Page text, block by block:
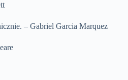
– Gabriel Garcia Marquez